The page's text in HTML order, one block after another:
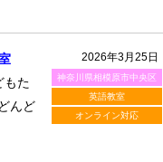
2026年3月25日
神奈川県相模原市中央区
英語教室
オンライン対応
もた
んど